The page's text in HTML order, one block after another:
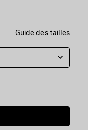
Guide des tailles